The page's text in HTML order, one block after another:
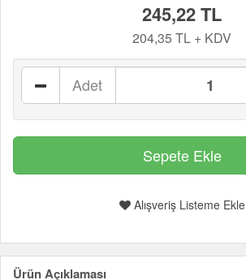
245,22 TL
204,35 TL + KDV
Adet
Alışveriş Listeme Ekle
Ürün Açıklaması